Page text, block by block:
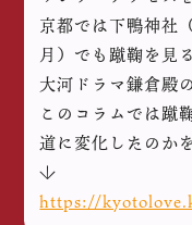
京都では下鴨神社
月）でも蹴鞠を見
大河ドラマ鎌倉殿
このコラムでは蹴
道に変化したのか
↓
https://